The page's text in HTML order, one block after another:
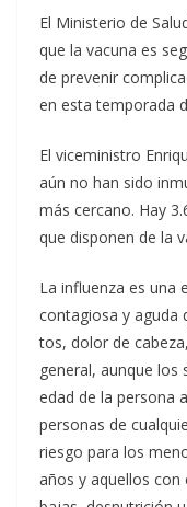
El Ministerio de
que la vacuna es
de prevenir
en esta temporada
El viceministro
aún no han sido
más cercano. Hay
que disponen de la
La influenza es una
contagiosa y aguda
tos, dolor de
general, aunque los
edad de la persona
personas de
riesgo para los
años y aquellos con